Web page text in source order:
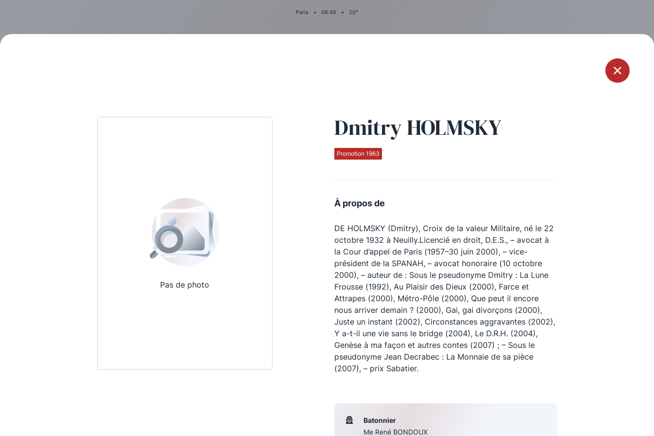
Paris • 08:49 • 20°
Pas de photo
Dmitry HOLMSKY
Promotion 1963
À propos de
DE HOLMSKY (Dmitry), Croix de la valeur Militaire, né le 22
octobre 1932 à Neuilly.Licencié en droit, D.E.S., – avocat à
la Cour d’appel de Paris (1957–30 juin 2000), – vice-
président de la SPANAH, – avocat honoraire (10 octobre
2000), – auteur de : Sous le pseudonyme Dmitry : La Lune
Frousse (1992), Au Plaisir des Dieux (2000), Farce et
Attrapes (2000), Métro-Pôle (2000), Que peut il encore
nous arriver demain ? (2000), Gai, gai divorçons (2000),
Juste un instant (2002), Circonstances aggravantes (2002),
Y a-t-il une vie sans le bridge (2004), Le D.R.H. (2004),
Genèse à ma façon et autres contes (2007) ; – Sous le
pseudonyme Jean Decrabec : La Monnaie de sa pièce
(2007), – prix Sabatier.
Batonnier
Me René BONDOUX
Suivez-nous